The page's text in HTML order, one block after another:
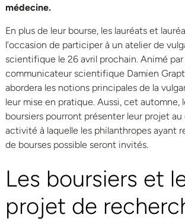
médecine.
En plus de leur bourse, les lauréats et
l’occasion de participer à un atelier de
scientifique le 26 avril prochain. Animé
communicateur scientifique Damien
abordera les notions principales de la
leur mise en pratique. Aussi, cet automne,
boursiers pourront présenter leur projet au
activité à laquelle les philanthropes ayant
de bourses possible seront invités.
Les boursiers et
projet de